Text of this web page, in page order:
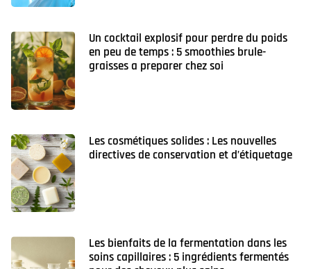
Un cocktail explosif pour perdre du poids
en peu de temps : 5 smoothies brule-
graisses a preparer chez soi
Les cosmétiques solides : Les nouvelles
directives de conservation et d’étiquetage
Les bienfaits de la fermentation dans les
soins capillaires : 5 ingrédients fermentés